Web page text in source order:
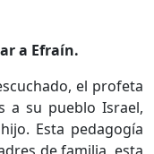
a Efraín.
el profeta
a su pueblo Israel,
Esta pedagogía